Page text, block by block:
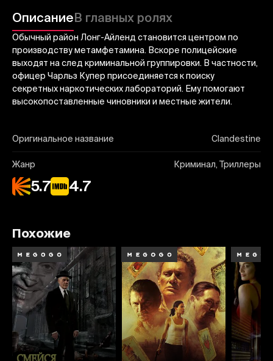
ОписаниеВ главных ролях
Обычный район Лонг-Айленд становится центром по
производству метамфетамина. Вскоре полицейские
выходят на след криминальной группировки. В частности,
офицер Чарльз Купер присоединяется к поиску
секретных наркотических лабораторий. Ему помогают
высокопоставленные чиновники и местные жители.
Оригинальное название Clandestine
Жанр Криминал, Триллеры
5.7 4.7
Отправить
Похожие